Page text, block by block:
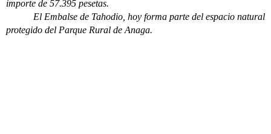
importe de 57.395 pesetas.
El Embalse de Tahodio, hoy forma parte del espacio natural
protegido del Parque Rural de Anaga.